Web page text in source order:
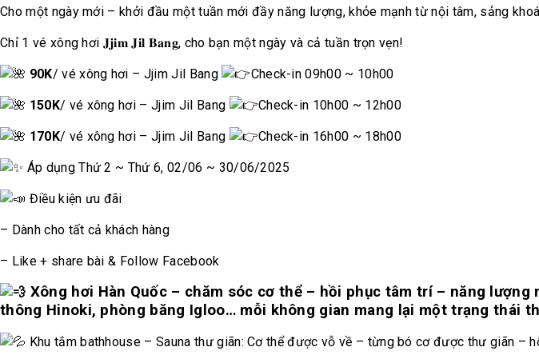
Cho một ngày mới – khởi đầu một tuần mới đầy năng lượng, khỏe mạnh từ nội tâm, sảng
Chỉ 1 vé xông hơi 𝐉𝐣𝐢𝐦 𝐉𝐢𝐥 𝐁𝐚𝐧𝐠, cho bạn một ngày và cả tuần trọn vẹn!
90K/ vé xông hơi – Jjim Jil Bang Check-in 09h00 ~ 10h00
150K/ vé xông hơi – Jjim Jil Bang Check-in 10h00 ~ 12h00
170K/ vé xông hơi – Jjim Jil Bang Check-in 16h00 ~ 18h00
Áp dụng Thứ 2 ~ Thứ 6, 02/06 ~ 30/06/2025
Điều kiện ưu đãi
– Dành cho tất cả khách hàng
– Like + share bài & Follow Facebook
Xông hơi Hàn Quốc – chăm sóc cơ thể – hồi phục tâm trí – năng
thông Hinoki, phòng băng Igloo… mỗi không gian mang lại một trạng thái
Khu tắm bathhouse – Sauna thư giãn: Cơ thể được vỗ về – từng bó cơ được thư giãn –